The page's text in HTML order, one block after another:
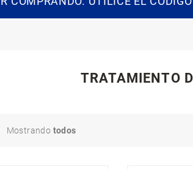
TRATAMIENTO
Mostrando todos